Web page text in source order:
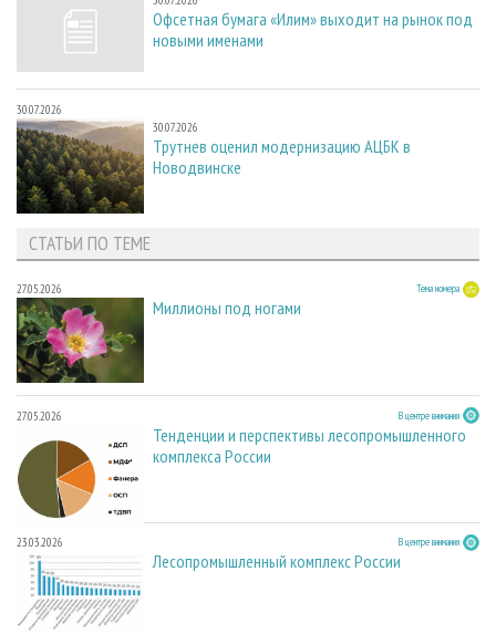
Офсетная бумага «Илим» выходит на рынок под
новыми именами
30.07.2026
30.07.2026
Трутнев оценил модернизацию АЦБК в
Новодвинске
СТАТЬИ ПО ТЕМЕ
27.05.2026 Тема номера
Миллионы под ногами
27.05.2026 В центре внимания
Тенденции и перспективы лесопромышленного
комплекса России
23.03.2026 В центре внимания
Лесопромышленный комплекс России